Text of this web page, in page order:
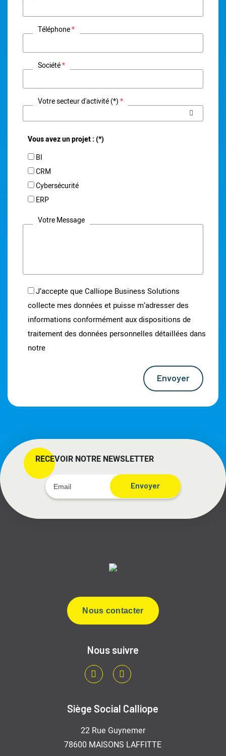
Téléphone
Société
Votre secteur d'activité (*)
Vous avez un projet : (*)
BI
CRM
Cybersécurité
ERP
Votre Message
J’accepte que Calliope Business Solutions
collecte mes données et puisse m’adresser des
informations conformément aux dispositions de
traitement des données personnelles détaillées dans
notre
Envoyer
RECEVOIR NOTRE NEWSLETTER
Envoyer
Nous contacter
Nous suivre
LinkedInYoutube
Siège Social Calliope
22 Rue Guynemer
78600 MAISONS LAFFITTE